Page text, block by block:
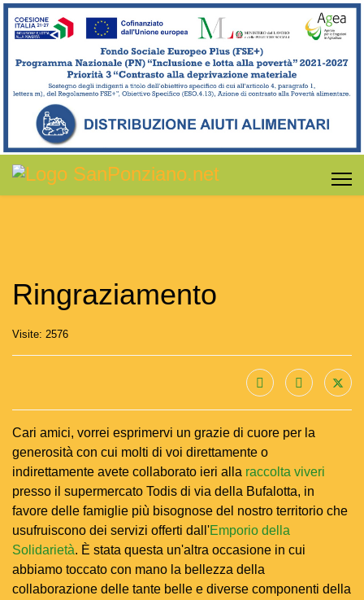
Ringraziamento
Visite: 2576
Cari amici, vorrei esprimervi un grazie di cuore per la
generosità con cui molti di voi direttamente o
indirettamente avete collaborato ieri alla raccolta viveri
presso il supermercato Todis di via della Bufalotta, in
favore delle famiglie più bisognose del nostro territorio che
usufruiscono dei servizi offerti dall'Emporio della
Solidarietà. È stata questa un'altra occasione in cui
abbiamo toccato con mano la bellezza della
collaborazione delle tante belle e diverse componenti della